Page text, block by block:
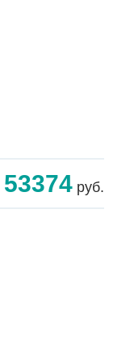
53374 руб.